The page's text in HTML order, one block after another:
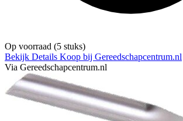
Op voorraad (5 stuks)
Bekijk Details Koop bij Gereedschapcentrum.nl
Via Gereedschapcentrum.nl